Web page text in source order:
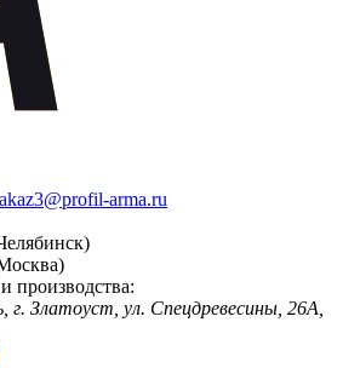
arma.ru
производства:
г. Злaтoycт, ул. Спецдревесины, 26А,